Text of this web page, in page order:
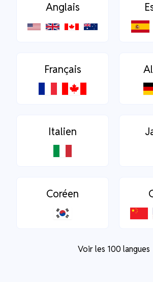
Anglais
Français
Italien
Coréen
Voir les 100 langues